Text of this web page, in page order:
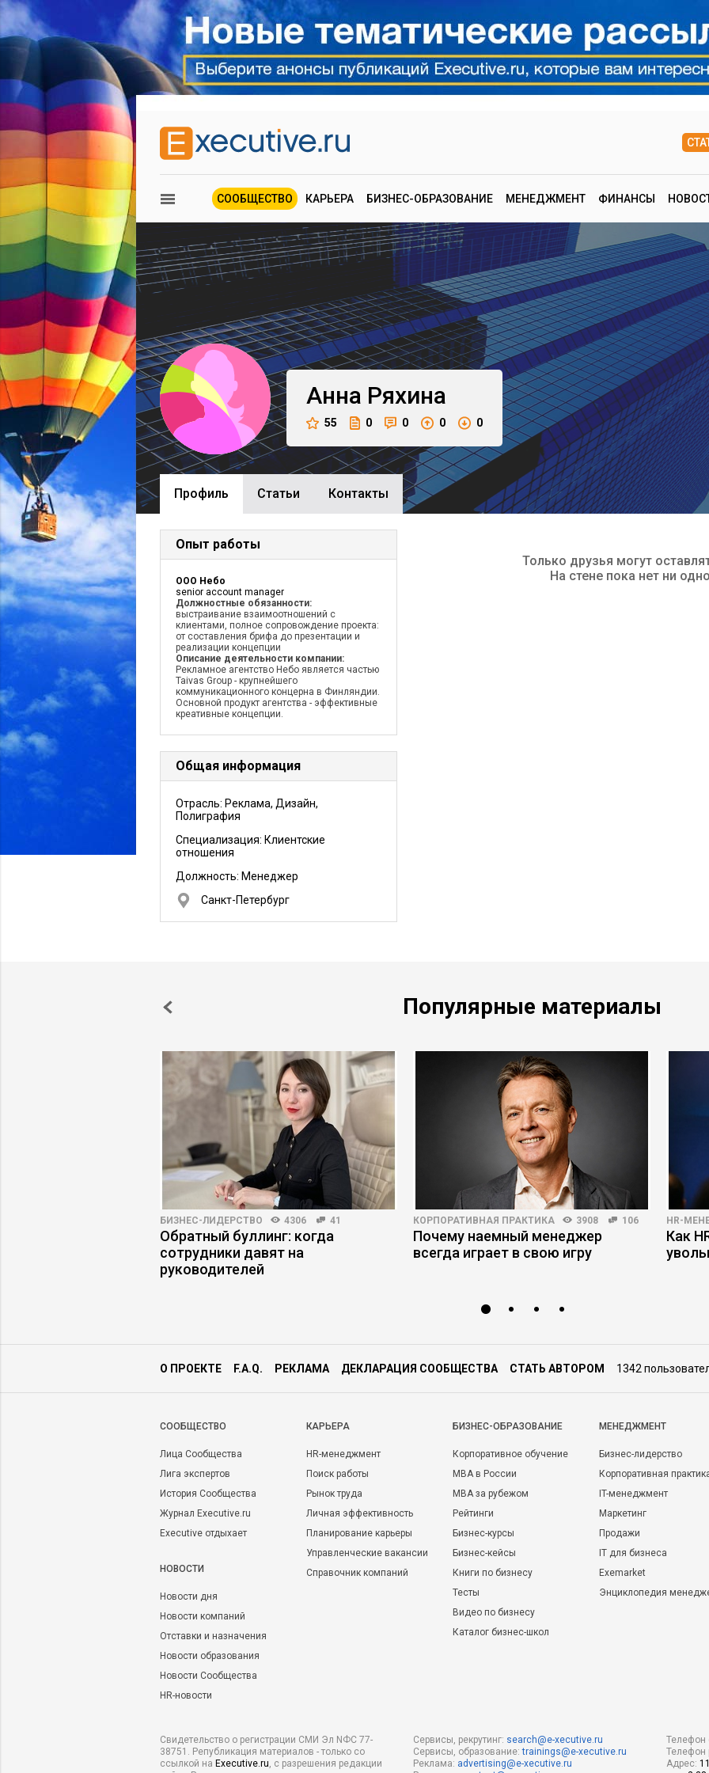
СООБЩЕСТВО КАРЬЕРА БИЗНЕС-ОБРАЗОВАНИЕ МЕНЕДЖМЕНТ ФИНАНСЫ
Анна Ряхина
55 0 0 0 0
Профиль Cтатьи Контакты
Опыт работы
ООО Небо
senior account manager
Должностные обязанности:
выстраивание взаимоотношений с
клиентами, полное сопровождение проекта:
от составления брифа до презентации и
реализации концепции
Описание деятельности компании:
Рекламное агентство Небо является частью
Taivas Group - крупнейшего
коммуникационного концерна в Финляндии.
Основной продукт агентства - эффективные
креативные концепции.
Общая информация
Отрасль: Реклама, Дизайн,
Полиграфия
Специализация: Клиентские
отношения
Должность: Менеджер
Санкт-Петербург
Только друзья могут
На стене пока нет ни
Популярные материалы
БИЗНЕС-ЛИДЕРСТВО 4306 41
Обратный буллинг: когда
сотрудники давят на
руководителей
КОРПОРАТИВНАЯ ПРАКТИКА 3908 106
Почему наемный менеджер
всегда играет в свою игру
HR-
Как
О ПРОЕКТЕ F.A.Q. РЕКЛАМА ДЕКЛАРАЦИЯ СООБЩЕСТВА СТАТЬ АВТОРОМ 1342
CООБЩЕСТВО
Лица Сообщества
Лига экспертов
История Сообщества
Журнал Executive.ru
Executive отдыхает
НОВОСТИ
Новости дня
Новости компаний
Отставки и назначения
Новости образования
Новости Сообщества
HR-новости
КАРЬЕРА
HR-менеджмент
Поиск работы
Рынок труда
Личная эффективность
Планирование карьеры
Управленческие вакансии
Справочник компаний
БИЗНЕС-ОБРАЗОВАНИЕ
Корпоративное обучение
MBA в России
MBA за рубежом
Рейтинги
Бизнес-курсы
Бизнес-кейсы
Книги по бизнесу
Тесты
Видео по бизнесу
Каталог бизнес-школ
МЕНЕДЖМЕНТ
Бизнес-лидерство
Корпоративная
IT-менеджмент
Маркетинг
Продажи
IT для бизнеса
Exemarket
Энциклопедия
Свидетельство о регистрации СМИ Эл NФС 77-
38751. Републикация материалов - только со
ссылкой на Executive.ru, с разрешения редакции
Сервисы, рекрутинг: search@e-xecutive.ru
Сервисы, образование:trainings@e-xecutive.ru
Реклама: advertising@e-xecutive.ru
Телефон
Телефон
Адрес: